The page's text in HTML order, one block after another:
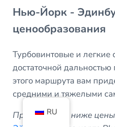
Нью-Йорк -
ценообразования
Турбовинтовые и
достаточной дальностью
этого маршрута вам
средними и тяжелыми
Приведенные ниже
RU